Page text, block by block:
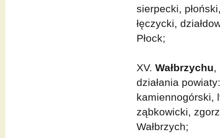
sierpecki,
łęczycki,
Płock;
XV. Wałbrzychu,
działania
kamiennogórski,
ząbkowicki,
Wałbrzych;